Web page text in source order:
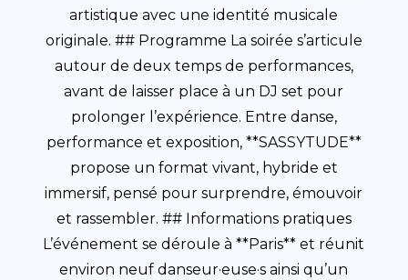
artistique avec une identité musicale
originale. ## Programme La soirée s’articule
autour de deux temps de performances,
avant de laisser place à un DJ set pour
prolonger l’expérience. Entre danse,
performance et exposition, **SASSYTUDE**
propose un format vivant, hybride et
immersif, pensé pour surprendre, émouvoir
et rassembler. ## Informations pratiques
L’événement se déroule à **Paris** et réunit
environ neuf danseur·euse·s ainsi qu’un